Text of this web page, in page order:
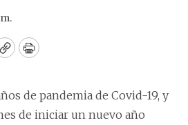
CopyPrint
de pandemia de Covid-19, y
de iniciar un nuevo año